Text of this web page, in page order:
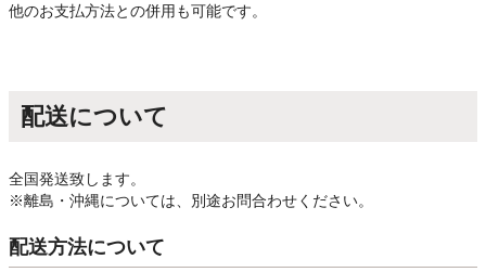
他のお支払方法との併用も可能です。
配送について
全国発送致します。
※離島・沖縄については、別途お問合わせください。
配送方法について